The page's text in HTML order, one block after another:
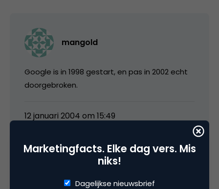
mangold
Google is in 1998 gestart, en pas in 2002 echt
doorgebroken.
12 januari 2004 om 15:49
Marketingfacts. Elke dag vers. Mis
niks!
Dagelijkse nieuwsbrief